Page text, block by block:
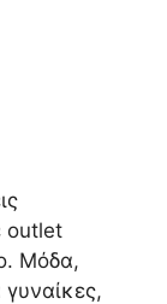
outlet
Μόδα,
γυναίκες,